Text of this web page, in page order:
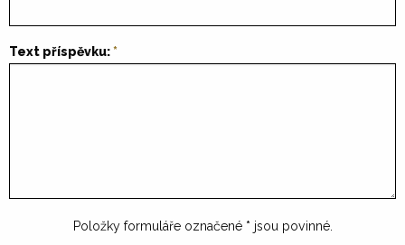
Text příspěvku:
Položky formuláře označené * jsou povinné.